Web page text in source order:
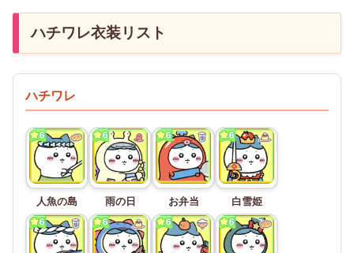
ハチワレ衣装リスト
ハチワレ
人魚の島 雨の日 お弁当 白雪姫